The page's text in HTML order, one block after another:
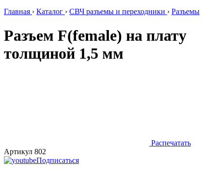
Главная › Каталог › СВЧ разъемы и переходники › Разъемы
Разъем F(female) на плату
толщиной 1,5 мм
Распечатать
Артикул 802
Подписаться